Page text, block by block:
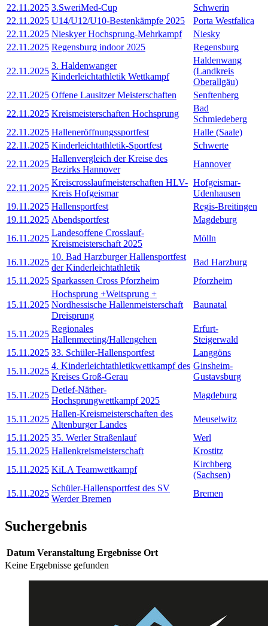
22.11.2025 3.SweriMed-Cup
Schwerin
22.11.2025 U14/U12/U10-Bestenkämpfe 2025
Porta Westfalica
22.11.2025 Nieskyer Hochsprung-Mehrkampf
Niesky
22.11.2025 Regensburg indoor 2025 Regensburg
22.11.2025
3. Haldenwanger
Kinderleichtathletik Wettkampf
Haldenwang
(Landkreis
Oberallgäu)
22.11.2025 Offene Lausitzer Meisterschaften
Senftenberg
22.11.2025 Kreismeisterschaften Hochsprung
Bad
Schmiedeberg
22.11.2025 Halleneröffnungssportfest
Halle (Saale)
22.11.2025 Kinderleichtathletik-Sportfest
Schwerte
22.11.2025
Hallenvergleich der Kreise des
Bezirks Hannover
Hannover
22.11.2025
Kreiscrosslaufmeisterschaften HLV-
Kreis Hofgeismar
Hofgeismar-
Udenhausen
19.11.2025 Hallensportfest
Regis-Breitingen
19.11.2025 Abendsportfest
Magdeburg
16.11.2025
Landesoffene Crosslauf-
Kreismeisterschaft 2025
Mölln
16.11.2025
10. Bad Harzburger Hallensportfest
der Kinderleichtathletik
Bad Harzburg
15.11.2025 Sparkassen Cross Pforzheim Pforzheim
15.11.2025
Hochsprung +Weitsprung +
Nordhessische Hallenmeisterschaft
Dreisprung
Baunatal
15.11.2025
Regionales
Hallenmeeting/Hallengehen
Erfurt-
Steigerwald
15.11.2025 33. Schüler-Hallensportfest
Langgöns
15.11.2025
4. Kinderleichtathletikwettkampf des
Kreises Groß-Gerau
Ginsheim-
Gustavsburg
15.11.2025
Detlef-Näther-
Hochsprungwettkampf 2025
Magdeburg
15.11.2025
Hallen-Kreismeisterschaften des
Altenburger Landes
Meuselwitz
15.11.2025 35. Werler Straßenlauf
Werl
15.11.2025 Hallenkreismeisterschaft
Krostitz
15.11.2025 KiLA Teamwettkampf
Kirchberg
(Sachsen)
15.11.2025
Schüler-Hallensportfest des SV
Werder Bremen
Bremen
Suchergebnis
Datum Veranstaltung Ergebnisse Ort
Keine Ergebnisse gefunden